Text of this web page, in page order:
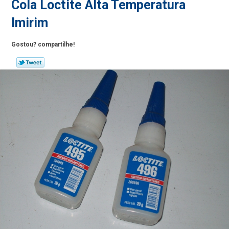
Cola Loctite Alta Temperatura
Imirim
Gostou? compartilhe!